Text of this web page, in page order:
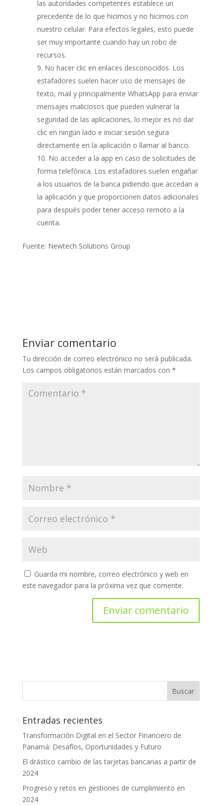
las autoridades competentes establece un
precedente de lo que hicimos y no hicimos con
nuestro celular. Para efectos legales, esto puede
ser muy importante cuando hay un robo de
recursos.
No hacer clic en enlaces desconocidos. Los
estafadores suelen hacer uso de mensajes de
texto, mail y principalmente WhatsApp para enviar
mensajes maliciosos que pueden vulnerar la
seguridad de las aplicaciones, lo mejor es no dar
clic en ningún lado e iniciar sesión segura
directamente en la aplicación o llamar al banco.
No acceder a la app en caso de solicitudes de
forma telefónica. Los estafadores suelen engañar
a los usuarios de la banca pidiendo que accedan a
la aplicación y que proporcionen datos adicionales
para después poder tener acceso remoto a la
cuenta.
Fuente: Newtech Solutions Group
Enviar comentario
Tu dirección de correo electrónico no será publicada.
Los campos obligatorios están marcados con *
Guarda mi nombre, correo electrónico y web en
este navegador para la próxima vez que comente.
Entradas recientes
Transformación Digital en el Sector Financiero de
Panamá: Desafíos, Oportunidades y Futuro
El drástico cambio de las tarjetas bancarias a partir de
2024
Progreso y retos en gestiones de cumplimiento en
2024